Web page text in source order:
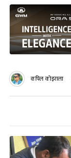
कपिल कोइराला